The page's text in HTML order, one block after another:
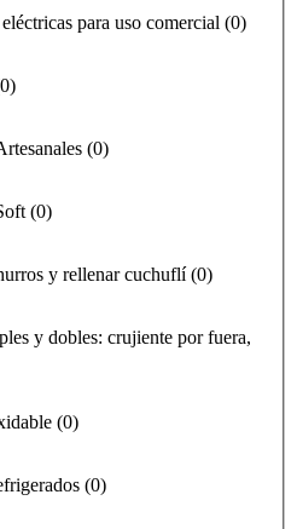
para uso comercial (0)
0)
(0)
(0)
y rellenar cuchuflí (0)
y dobles: crujiente por fuera,
(0)
(0)